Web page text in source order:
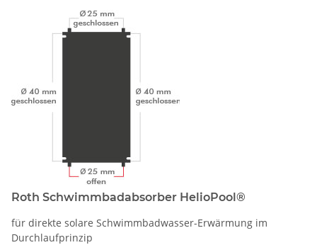
Roth Schwimmbadabsorber HelioPool®
für direkte solare Schwimmbadwasser-Erwärmung im
Durchlaufprinzip